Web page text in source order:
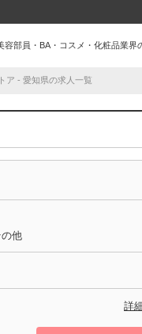
容部員・BA・コスメ・化粧品業界
ア - 愛知県の求人一覧
他
詳